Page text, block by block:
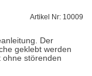
Artikel Nr: 10009
Der
geklebt werden
ohne störenden